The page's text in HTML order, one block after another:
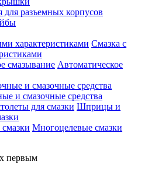
для разъемных корпусов
Смазка с
Автоматическое
и смазочные средства
Шприцы и
Многоцелевые смазки
первым